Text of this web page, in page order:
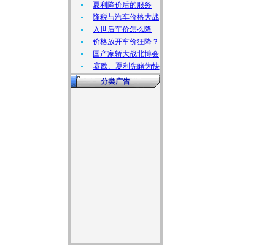
夏利降价后的服务
降税与汽车价格大战
入世后车价怎么降
价格放开车价狂降？
国产家轿大战北博会
赛欧、夏利先睹为快
分类广告